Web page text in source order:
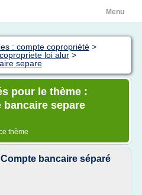
Menu
: compte copropriété >
loi alur >
separe
pour le thème :
separe
thème
bancaire séparé